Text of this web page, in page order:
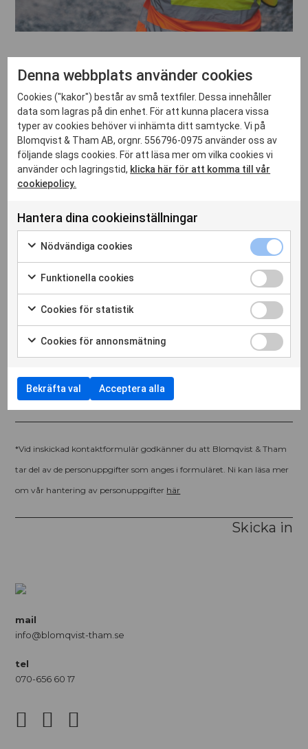
VILL DU BLI KONTAKTAD?
Är ni i behov av kvalificerade projekt- och
projekteringsledningstjänster i er byggprocess? Tveka
inte att kontakta oss!
Namn*
Telefon
Hur kan vi hjälpa dig?
*Vid inskickad kontaktformulär godkänner du att Blomqvist & Tham
tar del av de personuppgifter som anges i formuläret. Ni kan läsa mer
om vår hantering av personuppgifter här
Skicka in
mail
info@blomqvist-tham.se
tel
070-656 60 17
Denna webbplats använder cookies
Cookies ("kakor") består av små textfiler. Dessa innehåller
data som lagras på din enhet. För att kunna placera vissa
typer av cookies behöver vi inhämta ditt samtycke. Vi på
Blomqvist & Tham AB, orgnr. 556796-0975 använder oss av
följande slags cookies. För att läsa mer om vilka cookies vi
använder och lagringstid, klicka här för att komma till vår
cookiepolicy.
Hantera dina cookieinställningar
Nödvändiga cookies
Funktionella cookies
Cookies för statistik
Cookies för annonsmätning
Bekräfta val Acceptera alla